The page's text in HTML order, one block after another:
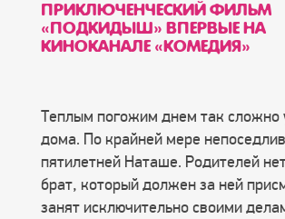
ПРИКЛЮЧЕНЧЕСКИЙ ФИЛЬМ
«ПОДКИДЫШ» ВПЕРВЫЕ НА
КИНОКАНАЛЕ «КОМЕДИЯ»
Теплым погожим днем так сложно
дома. По крайней мере
пятилетней Наташе. Родителей
брат, который должен за ней
занят исключительно своими